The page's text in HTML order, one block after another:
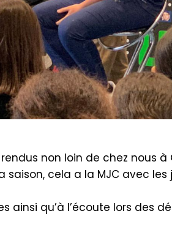
non loin de chez nous
saison, cela a la MJC avec
ainsi qu’à l’écoute lors des